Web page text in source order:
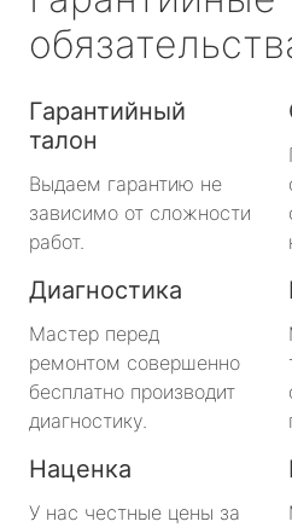
Гарантийный
талон
Выдаем гарантию не
зависимо от сложности
работ.
Диагностика
Мастер перед
ремонтом совершенно
бесплатно производит
диагностику.
Наценка
У нас честные цены за